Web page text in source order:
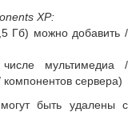
XP:
Гб) можно добавить /
мультимедиа /
сервера)
быть удалены с